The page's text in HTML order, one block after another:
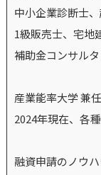
中小企業診断士
1級販売士、宅地
補助金コンサル
産業能率大学 兼
2024年現在、各
融資申請のノウ